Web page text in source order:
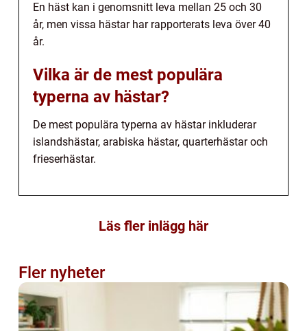
En häst kan i genomsnitt leva mellan 25 och 30
år, men vissa hästar har rapporterats leva över 40
år.
Vilka är de mest populära
typerna av hästar?
De mest populära typerna av hästar inkluderar
islandshästar, arabiska hästar, quarterhästar och
frieserhästar.
Läs fler inlägg här
Fler nyheter